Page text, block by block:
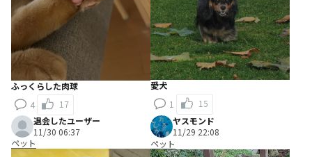
ふっくらした肉球
4
17
愛犬
1
15
退会したユーザー
11/30 06:37
ペット
ヤスモンド
11/29 22:08
ペット